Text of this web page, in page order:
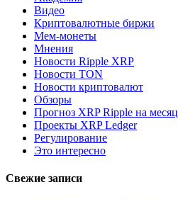
Видео
Криптовалютные биржи
Мем-монеты
Мнения
Новости Ripple XRP
Новости TON
Новости криптовалют
Обзоры
Прогноз XRP Ripple на месяц
Проекты XRP Ledger
Регулирование
Это интересно
Свежие записи